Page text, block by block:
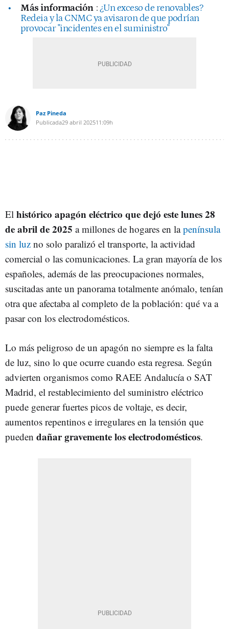
Más información :¿Un exceso de renovables?
Redeia y la CNMC ya avisaron de que podrían
provocar "incidentes en el suministro"
Paz Pineda
Publicada29 abril 202511:09h
El histórico apagón eléctrico que dejó este lunes 28
de abril de 2025 a millones de hogares en lapenínsula
sin luz no solo paralizó el transporte, la actividad
comercial o las comunicaciones. La gran mayoría de los
españoles, además de las preocupaciones normales,
suscitadas ante un panorama totalmente anómalo, tenían
otra que afectaba al completo de la población: qué va a
pasar con los electrodomésticos.
Lo más peligroso de un apagón no siempre es la falta
de luz, sino lo que ocurre cuando esta regresa. Según
advierten organismos como RAEE Andalucía o SAT
Madrid, el restablecimiento del suministro eléctrico
puede generar fuertes picos de voltaje, es decir,
aumentos repentinos e irregulares en la tensión que
pueden dañar gravemente los electrodomésticos.